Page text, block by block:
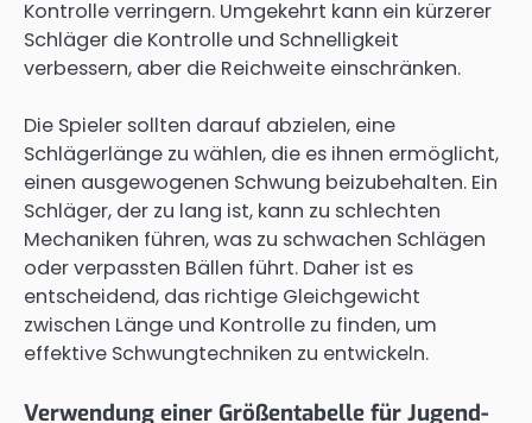
Kontrolle verringern. Umgekehrt kann ein kürzerer
Schläger die Kontrolle und Schnelligkeit
verbessern, aber die Reichweite einschränken.
Die Spieler sollten darauf abzielen, eine
Schlägerlänge zu wählen, die es ihnen ermöglicht,
einen ausgewogenen Schwung beizubehalten. Ein
Schläger, der zu lang ist, kann zu schlechten
Mechaniken führen, was zu schwachen Schlägen
oder verpassten Bällen führt. Daher ist es
entscheidend, das richtige Gleichgewicht
zwischen Länge und Kontrolle zu finden, um
effektive Schwungtechniken zu entwickeln.
Verwendung einer Größentabelle für Jugend-